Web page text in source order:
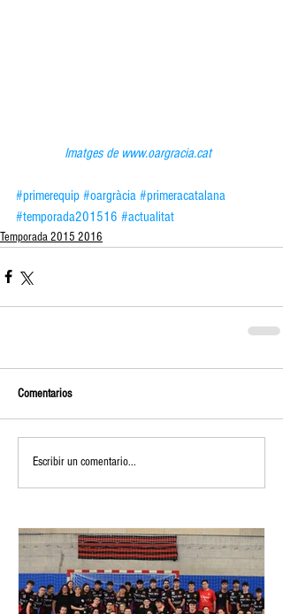
Imatges de www.oargracia.cat
#primerequip #oargràcia #primeracatalana
#temporada201516 #actualitat
Temporada 2015 2016
Comentarios
Escribir un comentario...